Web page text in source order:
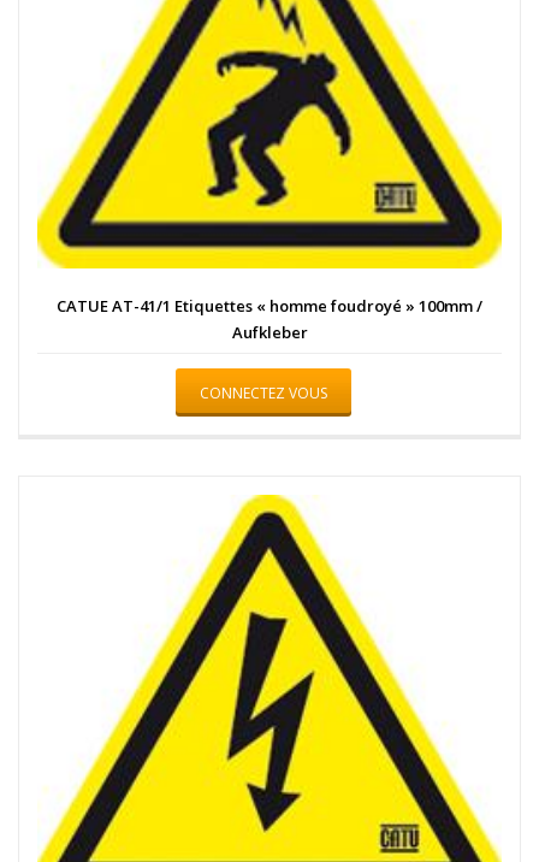
CATUE AT-41/1 Etiquettes « homme foudroyé » 100mm /
Aufkleber
CONNECTEZ VOUS